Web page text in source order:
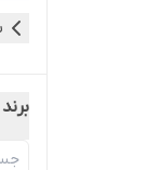
برند